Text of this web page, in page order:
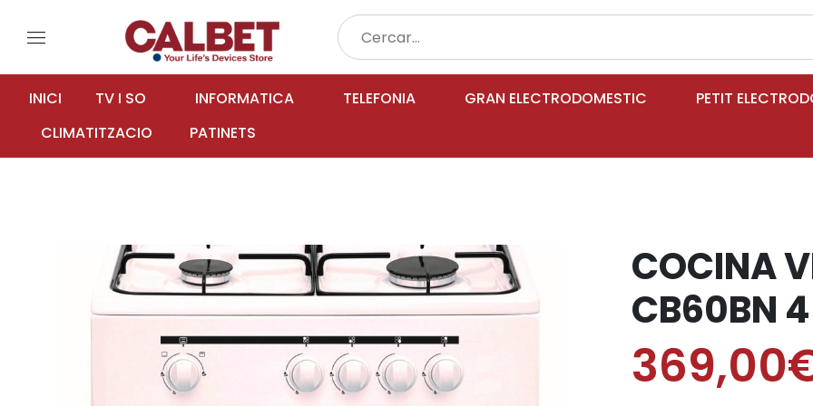
menu
INICI TV I SO INFORMATICA TELEFONIA GRAN ELECTRODOMESTIC PETIT
CLIMATITZACIO
PATINETS
COCINA
CB60BN